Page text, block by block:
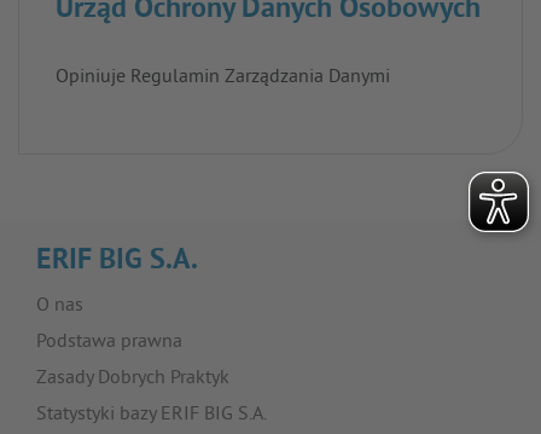
Urząd Ochrony Danych Osobowych
Opiniuje Regulamin Zarządzania Danymi
ERIF BIG S.A.
O nas
Podstawa prawna
Zasady Dobrych Praktyk
Statystyki bazy ERIF BIG S.A.